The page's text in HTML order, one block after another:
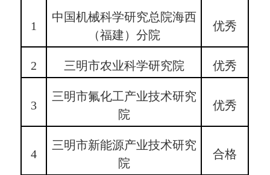
1
中国机械科学研究总院海西
（福建）分院
优秀
2 三明市农业科学研究院 优秀
3
三明市氟化工产业技术研究
院
优秀
4
三明市新能源产业技术研究
院
合格